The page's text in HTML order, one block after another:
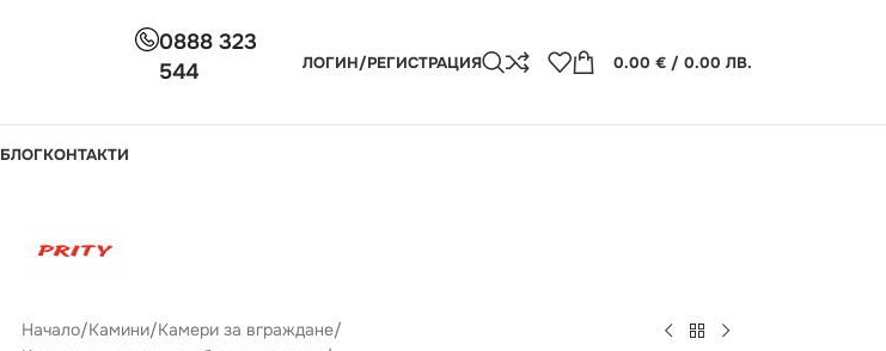
0888 323
544
ЛОГИН/РЕГИСТРАЦИЯ 0.00 € / 0.00 ЛВ.
БЛОГКОНТАКТИ
Начало/Камини/Камери за вграждане/